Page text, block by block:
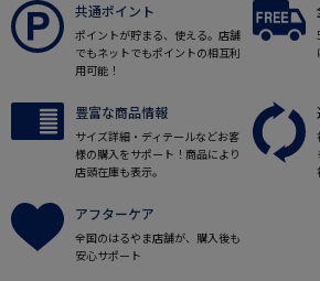
共通ポイント
ポイントが貯まる、使える。店舗
でもネットでもポイントの相互利
用可能！
豊富な商品情報
サイズ詳細・ディテールなどお客
様の購入をサポート！商品により
店頭在庫も表示。
アフターケア
全国のはるやま店舗が、購入後も
安心サポート